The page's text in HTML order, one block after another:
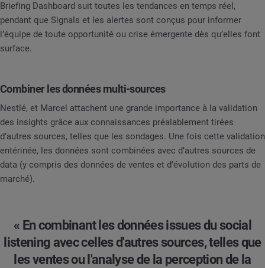
Briefing Dashboard suit toutes les tendances en temps réel,
pendant que Signals et les alertes sont conçus pour informer
l’équipe de toute opportunité ou crise émergente dès qu’elles font
surface.
Combiner les données multi-sources
Nestlé, et Marcel attachent une grande importance à la validation
des insights grâce aux connaissances préalablement tirées
d’autres sources, telles que les sondages. Une fois cette validation
entérinée, les données sont combinées avec d’autres sources de
data (y compris des données de ventes et d’évolution des parts de
marché).
« En combinant les données issues du social
listening avec celles d'autres sources, telles que
les ventes ou l'analyse de la perception de la